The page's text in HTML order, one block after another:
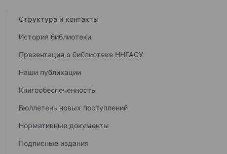
Структура и контакты
История библиотеки
Презентация о библиотеке ННГАСУ
Наши публикации
Книгообеспеченность
Бюллетень новых поступлений
Нормативные документы
Подписные издания